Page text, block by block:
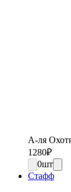
А-ля
1280₽
0шт
Стафф